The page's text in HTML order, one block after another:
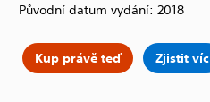
Původní datum vydání: 2018
Kup právě teď Zjistit víc